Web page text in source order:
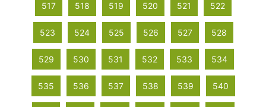
517 518 519 520 521 522
523 524 525 526 527 528
529 530 531 532 533 534
535 536 537 538 539 540